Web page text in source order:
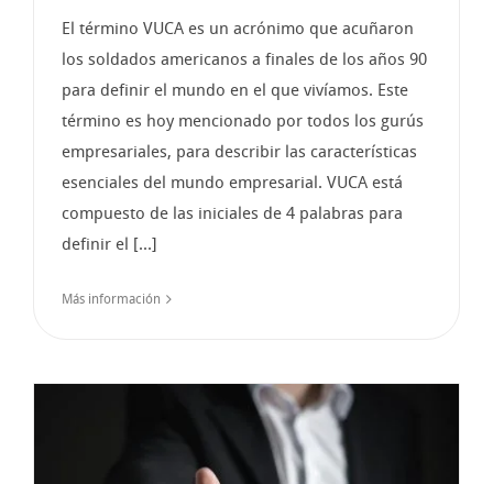
El término VUCA es un acrónimo que acuñaron
los soldados americanos a finales de los años 90
para definir el mundo en el que vivíamos. Este
término es hoy mencionado por todos los gurús
empresariales, para describir las características
esenciales del mundo empresarial. VUCA está
compuesto de las iniciales de 4 palabras para
definir el [...]
Más información